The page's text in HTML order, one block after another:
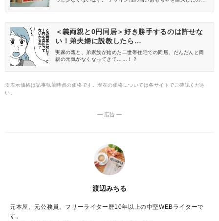
ということも、あるあるかもしれませんね！ 今回は、インテリア
ます。
＜義両親と0円同居＞好き勝手するのは許せな
い！弟夫婦に説教したら…
実家の親と、弟家族が始めた二世帯住宅での同居。だんだんと両
親の元気がなくなってきて……！？
※表示価格は記事執筆時点の価格です。現在の価格については各サイトでご確認くださ
い。
― 広告 ―
渡辺みちる
元本屋、元公務員。フリーライター歴10年以上の中堅WEBライターで
す。